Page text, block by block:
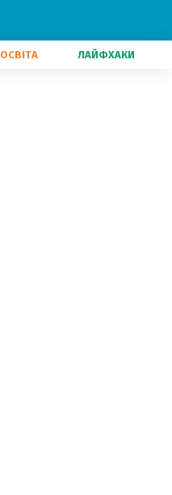
ОСВІТА ЛАЙФХАКИ